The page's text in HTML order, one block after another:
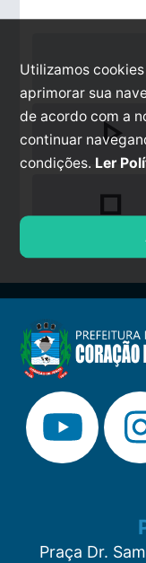
play_arrow
stop
Praça Dr.
Utilizamos
aprimorar sua
de acordo com a
continuar
condições. Ler